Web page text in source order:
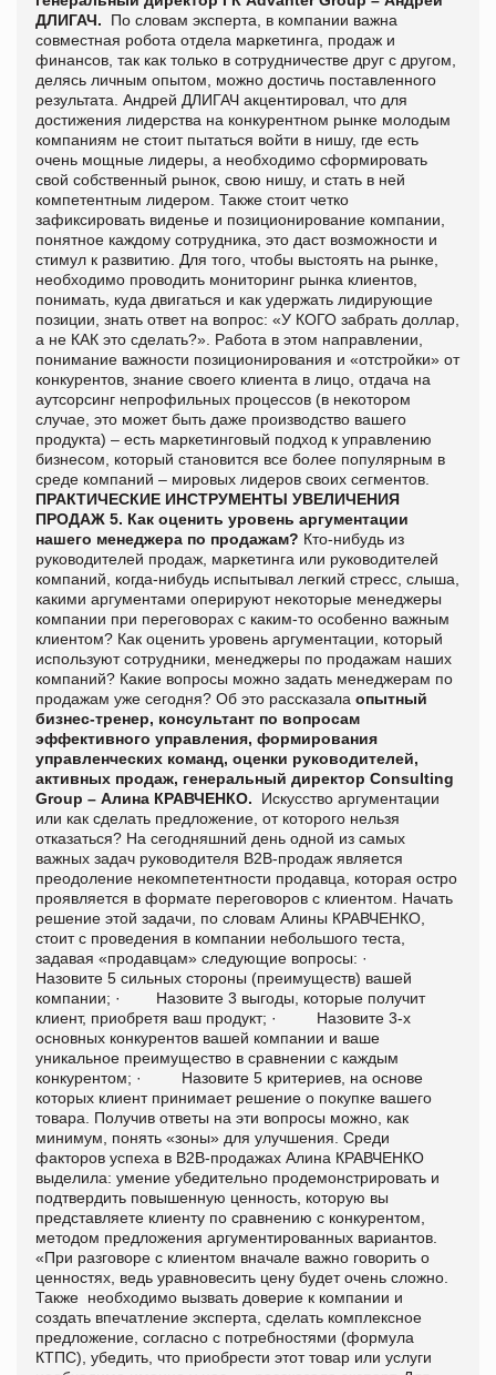
ДЛИГАЧ. По словам эксперта, в компании важна
совместная робота отдела маркетинга, продаж и
финансов, так как только в сотрудничестве друг с другом,
делясь личным опытом, можно достичь поставленного
результата. Андрей ДЛИГАЧ акцентировал, что для
достижения лидерства на конкурентном рынке молодым
компаниям не стоит пытаться войти в нишу, где есть
очень мощные лидеры, а необходимо сформировать
свой собственный рынок, свою нишу, и стать в ней
компетентным лидером. Также стоит четко
зафиксировать виденье и позиционирование компании,
понятное каждому сотрудника, это даст возможности и
стимул к развитию. Для того, чтобы выстоять на рынке,
необходимо проводить мониторинг рынка клиентов,
понимать, куда двигаться и как удержать лидирующие
позиции, знать ответ на вопрос: «У КОГО забрать доллар,
а не КАК это сделать?». Работа в этом направлении,
понимание важности позиционирования и «отстройки» от
конкурентов, знание своего клиента в лицо, отдача на
аутсорсинг непрофильных процессов (в некотором
случае, это может быть даже производство вашего
продукта) – есть маркетинговый подход к управлению
бизнесом, который становится все более популярным в
среде компаний – мировых лидеров своих сегментов.
ПРАКТИЧЕСКИЕ ИНСТРУМЕНТЫ УВЕЛИЧЕНИЯ
ПРОДАЖ 5. Как оценить уровень аргументации
нашего менеджера по продажам? Кто-нибудь из
руководителей продаж, маркетинга или руководителей
компаний, когда-нибудь испытывал легкий стресс, слыша,
какими аргументами оперируют некоторые менеджеры
компании при переговорах с каким-то особенно важным
клиентом? Как оценить уровень аргументации, который
используют сотрудники, менеджеры по продажам наших
компаний? Какие вопросы можно задать менеджерам по
продажам уже сегодня? Об это рассказала опытный
бизнес-тренер, консультант по вопросам
эффективного управления, формирования
управленческих команд, оценки руководителей,
активных продаж, генеральный директор Consulting
Group – Алина КРАВЧЕНКО. Искусство аргументации
или как сделать предложение, от которого нельзя
отказаться? На сегодняшний день одной из самых
важных задач руководителя В2В-продаж является
преодоление некомпетентности продавца, которая остро
проявляется в формате переговоров с клиентом. Начать
решение этой задачи, по словам Алины КРАВЧЕНКО,
стоит с проведения в компании небольшого теста,
задавая «продавцам» следующие вопросы: ·
Назовите 5 сильных стороны (преимуществ) вашей
компании; · Назовите 3 выгоды, которые получит
клиент, приобретя ваш продукт; · Назовите 3-х
основных конкурентов вашей компании и ваше
уникальное преимущество в сравнении с каждым
конкурентом; · Назовите 5 критериев, на основе
которых клиент принимает решение о покупке вашего
товара. Получив ответы на эти вопросы можно, как
минимум, понять «зоны» для улучшения. Среди
факторов успеха в В2В-продажах Алина КРАВЧЕНКО
выделила: умение убедительно продемонстрировать и
подтвердить повышенную ценность, которую вы
представляете клиенту по сравнению с конкурентом,
методом предложения аргументированных вариантов.
«При разговоре с клиентом вначале важно говорить о
ценностях, ведь уравновесить цену будет очень сложно.
Также необходимо вызвать доверие к компании и
создать впечатление эксперта, сделать комплексное
предложение, согласно с потребностями (формула
КТПС), убедить, что приобрести этот товар или услуги